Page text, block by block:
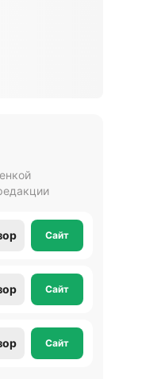
Сайт
Сайт
Сайт